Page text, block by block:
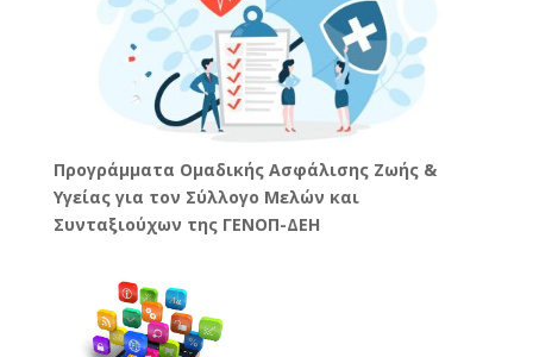
Προγράμματα Ομαδικής Ασφάλισης Ζωής &
Υγείας για τον Σύλλογο Μελών και
Συνταξιούχων της ΓΕΝΟΠ-ΔΕΗ